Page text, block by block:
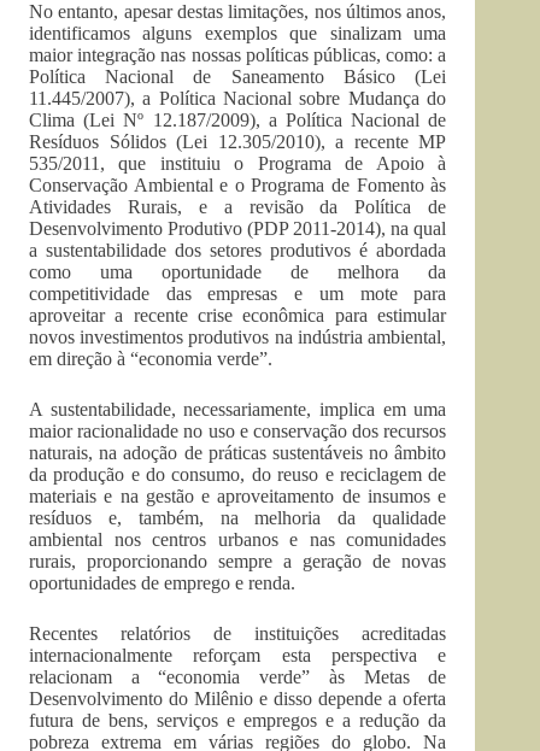
No entanto, apesar destas limitações, nos últimos anos,
identificamos alguns exemplos que sinalizam uma
maior integração nas nossas políticas públicas, como: a
Política Nacional de Saneamento Básico (Lei
11.445/2007), a Política Nacional sobre Mudança do
Clima (Lei Nº 12.187/2009), a Política Nacional de
Resíduos Sólidos (Lei 12.305/2010), a recente MP
535/2011, que instituiu o Programa de Apoio à
Conservação Ambiental e o Programa de Fomento às
Atividades Rurais, e a revisão da Política de
Desenvolvimento Produtivo (PDP 2011-2014), na qual
a sustentabilidade dos setores produtivos é abordada
como uma oportunidade de melhora da
competitividade das empresas e um mote para
aproveitar a recente crise econômica para estimular
novos investimentos produtivos na indústria ambiental,
em direção à “economia verde”.
A sustentabilidade, necessariamente, implica em uma
maior racionalidade no uso e conservação dos recursos
naturais, na adoção de práticas sustentáveis no âmbito
da produção e do consumo, do reuso e reciclagem de
materiais e na gestão e aproveitamento de insumos e
resíduos e, também, na melhoria da qualidade
ambiental nos centros urbanos e nas comunidades
rurais, proporcionando sempre a geração de novas
oportunidades de emprego e renda.
Recentes relatórios de instituições acreditadas
internacionalmente reforçam esta perspectiva e
relacionam a “economia verde” às Metas de
Desenvolvimento do Milênio e disso depende a oferta
futura de bens, serviços e empregos e a redução da
pobreza extrema em várias regiões do globo. Na